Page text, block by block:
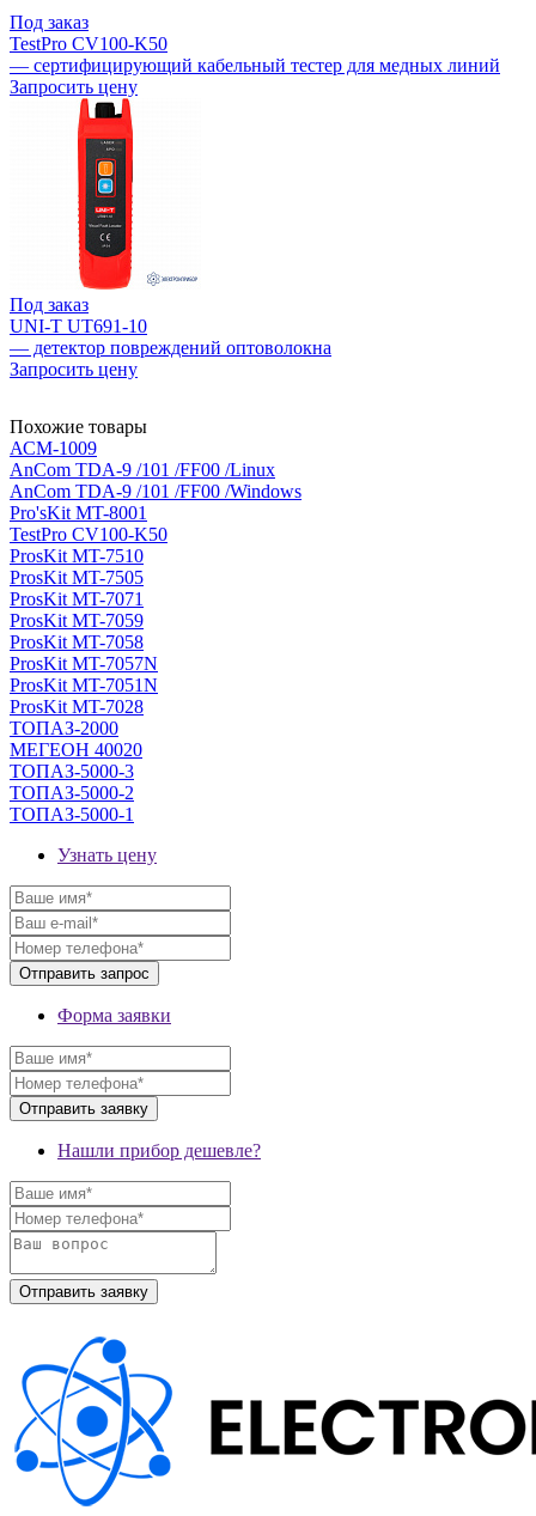
Под заказ
TestPro CV100-K50
— сертифицирующий кабельный тестер для медных линий
Запросить цену
Под заказ
UNI-T UT691-10
— детектор повреждений оптоволокна
Запросить цену
Похожие товары
АСМ-1009
AnCom TDA-9 /101 /FF00 /Linux
AnCom TDA-9 /101 /FF00 /Windows
Pro'sKit MT-8001
TestPro CV100-K50
ProsKit MT-7510
ProsKit MT-7505
ProsKit MT-7071
ProsKit MT-7059
ProsKit MT-7058
ProsKit MT-7057N
ProsKit MT-7051N
ProsKit MT-7028
ТОПАЗ-2000
МЕГЕОН 40020
ТОПАЗ-5000-3
ТОПАЗ-5000-2
ТОПАЗ-5000-1
Узнать цену
Форма заявки
Нашли прибор дешевле?